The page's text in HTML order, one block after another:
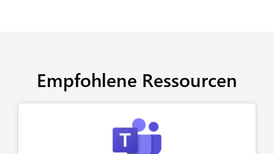
Empfohlene Ressourcen